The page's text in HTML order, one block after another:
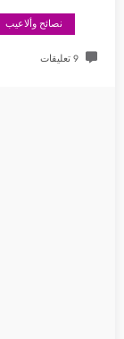
نصائح وألاعيب
9 تعليقات